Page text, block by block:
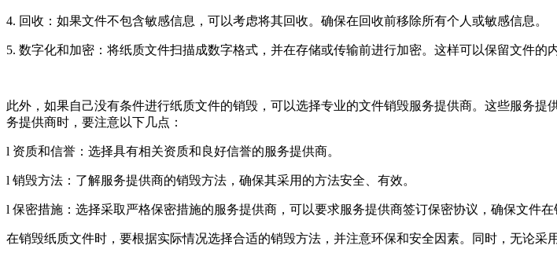
4. 回收：如果文件不包含敏感信息，可以考虑将其回收。确保在回收前移除所有个人或敏感信息。
5. 数字化和加密：将纸质文件扫描成数字格式，并在存储或传输前进行加密。这样可以保留文件的
此外，如果自己没有条件进行纸质文件的销毁，可以选择专业的文件销毁服务提供商。这些服务
务提供商时，要注意以下几点：
l 资质和信誉：选择具有相关资质和良好信誉的服务提供商。
l 销毁方法：了解服务提供商的销毁方法，确保其采用的方法安全、有效。
l 保密措施：选择采取严格保密措施的服务提供商，可以要求服务提供商签订保密协议，确保文件在
在销毁纸质文件时，要根据实际情况选择合适的销毁方法，并注意环保和安全因素。同时，无论采